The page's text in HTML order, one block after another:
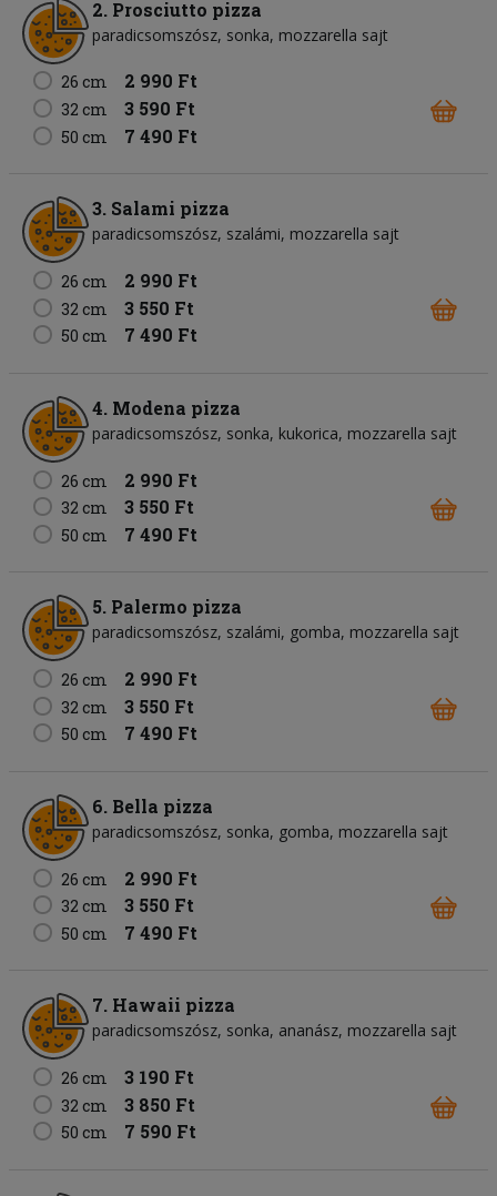
2. Prosciutto pizza
paradicsomszósz sonka mozzarella sajt
26 cm 2 990 Ft
32 cm 3 590 Ft
50 cm 7 490 Ft
3. Salami pizza
paradicsomszósz szalámi mozzarella sajt
26 cm 2 990 Ft
32 cm 3 550 Ft
50 cm 7 490 Ft
4. Modena pizza
paradicsomszósz sonka kukorica mozzarella sajt
26 cm 2 990 Ft
32 cm 3 550 Ft
50 cm 7 490 Ft
5. Palermo pizza
paradicsomszósz szalámi gomba mozzarella sajt
26 cm 2 990 Ft
32 cm 3 550 Ft
50 cm 7 490 Ft
6. Bella pizza
paradicsomszósz sonka gomba mozzarella sajt
26 cm 2 990 Ft
32 cm 3 550 Ft
50 cm 7 490 Ft
7. Hawaii pizza
paradicsomszósz sonka ananász mozzarella sajt
26 cm 3 190 Ft
32 cm 3 850 Ft
50 cm 7 590 Ft